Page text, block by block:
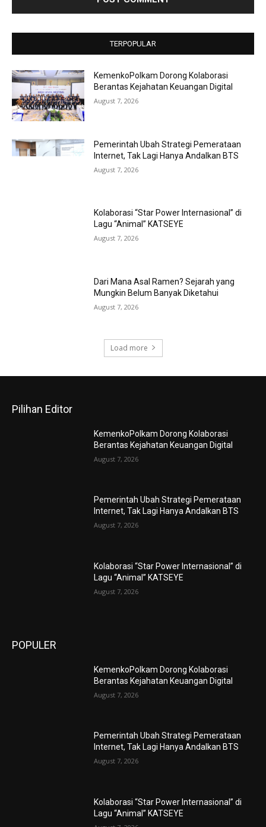
TERPOPULAR
KemenkoPolkam Dorong Kolaborasi
Berantas Kejahatan Keuangan Digital
August 7, 2026
Pemerintah Ubah Strategi Pemerataan
Internet, Tak Lagi Hanya Andalkan BTS
August 7, 2026
Kolaborasi “Star Power Internasional” di
Lagu “Animal” KATSEYE
August 7, 2026
Dari Mana Asal Ramen? Sejarah yang
Mungkin Belum Banyak Diketahui
August 7, 2026
Load more
Pilihan Editor
KemenkoPolkam Dorong Kolaborasi
Berantas Kejahatan Keuangan Digital
August 7, 2026
Pemerintah Ubah Strategi Pemerataan
Internet, Tak Lagi Hanya Andalkan BTS
August 7, 2026
Kolaborasi “Star Power Internasional” di
Lagu “Animal” KATSEYE
August 7, 2026
POPULER
KemenkoPolkam Dorong Kolaborasi
Berantas Kejahatan Keuangan Digital
August 7, 2026
Pemerintah Ubah Strategi Pemerataan
Internet, Tak Lagi Hanya Andalkan BTS
August 7, 2026
Kolaborasi “Star Power Internasional” di
Lagu “Animal” KATSEYE